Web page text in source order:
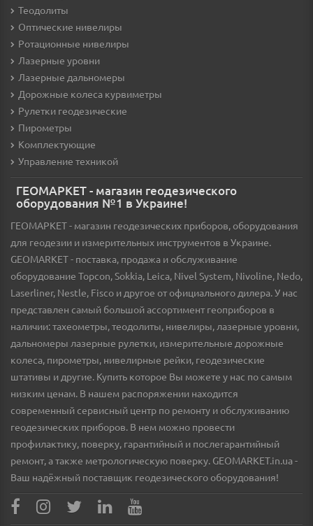
Теодолиты
Оптические нивелиры
Ротационные нивелиры
Лазерные уровни
Лазерные дальномеры
Дорожные колеса курвиметры
Рулетки геодезические
Пирометры
Комплектующие
Управление техникой
ГЕОМАРКЕТ - магазин геодезического
оборудования №1 в Украине!
ГЕОМАРКЕТ - магазин геодезических приборов, оборудования
для геодезии и измерительных инструментов в Украине.
GEOMARKET - поставка, продажа и обслуживание
оборудование Topcon, Sokkia, Leica, Nivel System, Nivoline, Nedo,
Laserliner, Nestle, Fisco и другое от официального дилера. У нас
представлен самый большой ассортимент геоприборов в
наличии: тахеометры, теодолиты, нивелиры, лазерные уровни,
дальномеры лазерные рулетки, измерительные дорожные
колеса, пирометры, нивелирные рейки, геодезические
штативы и другие. Купить которое Вы можете у нас по самым
низким ценам. В нашем распоряжении находится
современный сервисный центр по ремонту и обслуживанию
геодезических приборов. В нем можно провести
профилактику, поверку, гарантийный и послегарантийный
ремонт, а также метрологическую поверку. GEOMARKET.in.ua -
Ваш надёжный поставщик геодезического оборудования!